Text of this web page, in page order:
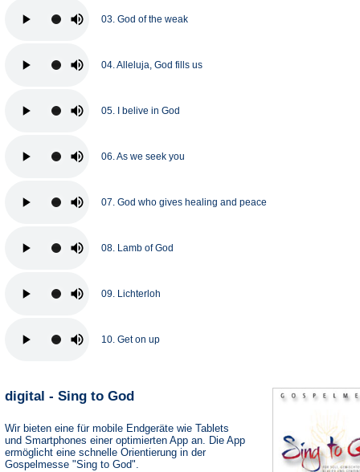
03. God of the weak
04. Alleluja, God fills us
05. I belive in God
06. As we seek you
07. God who gives healing and peace
08. Lamb of God
09. Lichterloh
10. Get on up
digital - Sing to God
Wir bieten eine für mobile Endgeräte wie Tablets
und Smartphones einer optimierten App an. Die App
ermöglicht eine schnelle Orientierung in der
Gospelmesse "Sing to God".